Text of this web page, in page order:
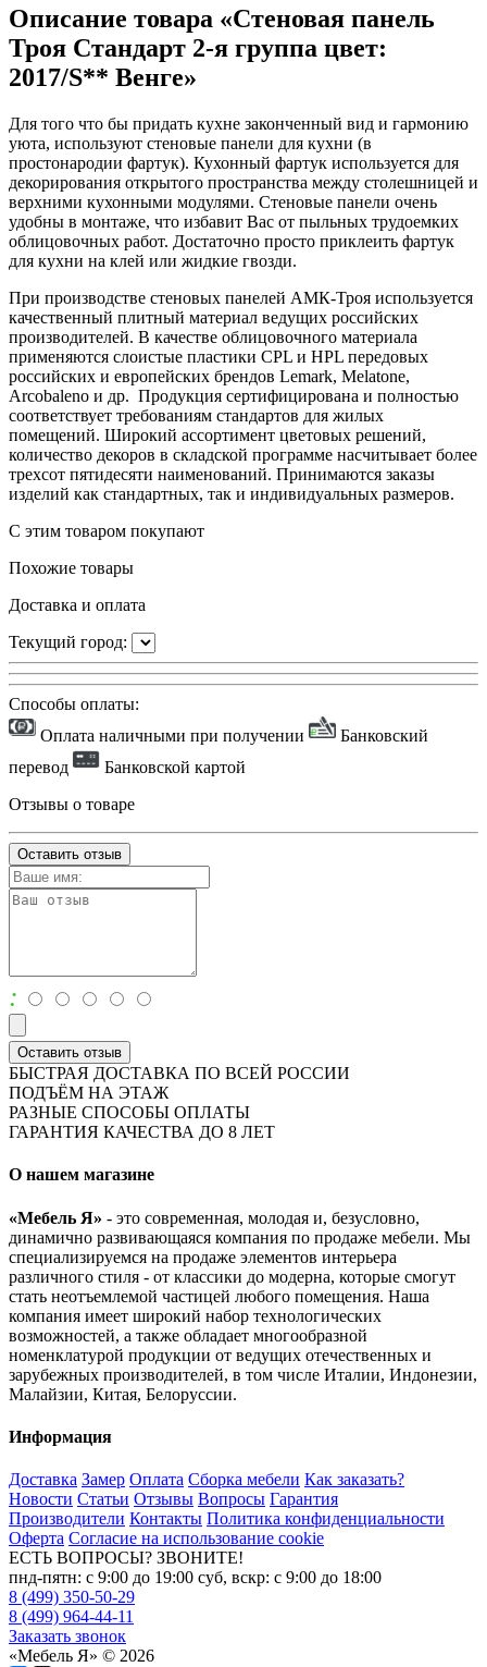
Описание товара «Стеновая панель
Троя Стандарт 2-я группа цвет:
2017/S** Венге»
Для того что бы придать кухне законченный вид и гармонию
уюта, используют стеновые панели для кухни (в
простонародии фартук). Кухонный фартук используется для
декорирования открытого пространства между столешницей и
верхними кухонными модулями. Стеновые панели очень
удобны в монтаже, что избавит Вас от пыльных трудоемких
облицовочных работ. Достаточно просто приклеить фартук
для кухни на клей или жидкие гвозди.
При производстве стеновых панелей АМК-Троя используется
качественный плитный материал ведущих российских
производителей. В качестве облицовочного материала
применяются слоистые пластики CPL и HPL передовых
российских и европейских брендов Lemark, Melatone,
Arcobaleno и др. Продукция сертифицирована и полностью
соответствует требованиям стандартов для жилых
помещений. Широкий ассортимент цветовых решений,
количество декоров в складской программе насчитывает более
трехсот пятидесяти наименований. Принимаются заказы
изделий как стандартных, так и индивидуальных размеров.
С этим товаром покупают
Похожие товары
Доставка и оплата
Текущий город:
Способы оплаты:
Оплата наличными при получении
Банковский
перевод
Банковской картой
Отзывы о товаре
Оставить отзыв
:
Оставить отзыв
БЫСТРАЯ ДОСТАВКА ПО ВСЕЙ РОССИИ
ПОДЪЁМ НА ЭТАЖ
РАЗНЫЕ СПОСОБЫ ОПЛАТЫ
ГАРАНТИЯ КАЧЕСТВА ДО 8 ЛЕТ
О нашем магазине
«Мебель Я» - это современная, молодая и, безусловно,
динамично развивающаяся компания по продаже мебели. Мы
специализируемся на продаже элементов интерьера
различного стиля - от классики до модерна, которые смогут
стать неотъемлемой частицей любого помещения. Наша
компания имеет широкий набор технологических
возможностей, а также обладает многообразной
номенклатурой продукции от ведущих отечественных и
зарубежных производителей, в том числе Италии, Индонезии,
Малайзии, Китая, Белоруссии.
Информация
Доставка Замер Оплата Сборка мебели Как заказать?
Новости Статьи Отзывы Вопросы Гарантия
Производители Контакты Политика конфиденциальности
Оферта Согласие на использование cookie
ЕСТЬ ВОПРОСЫ? ЗВОНИТЕ!
пнд-пятн: с 9:00 до 19:00 суб, вскр: с 9:00 до 18:00
8 (499) 350-50-29
8 (499) 964-44-11
Заказать звонок
«Мебель Я» © 2026